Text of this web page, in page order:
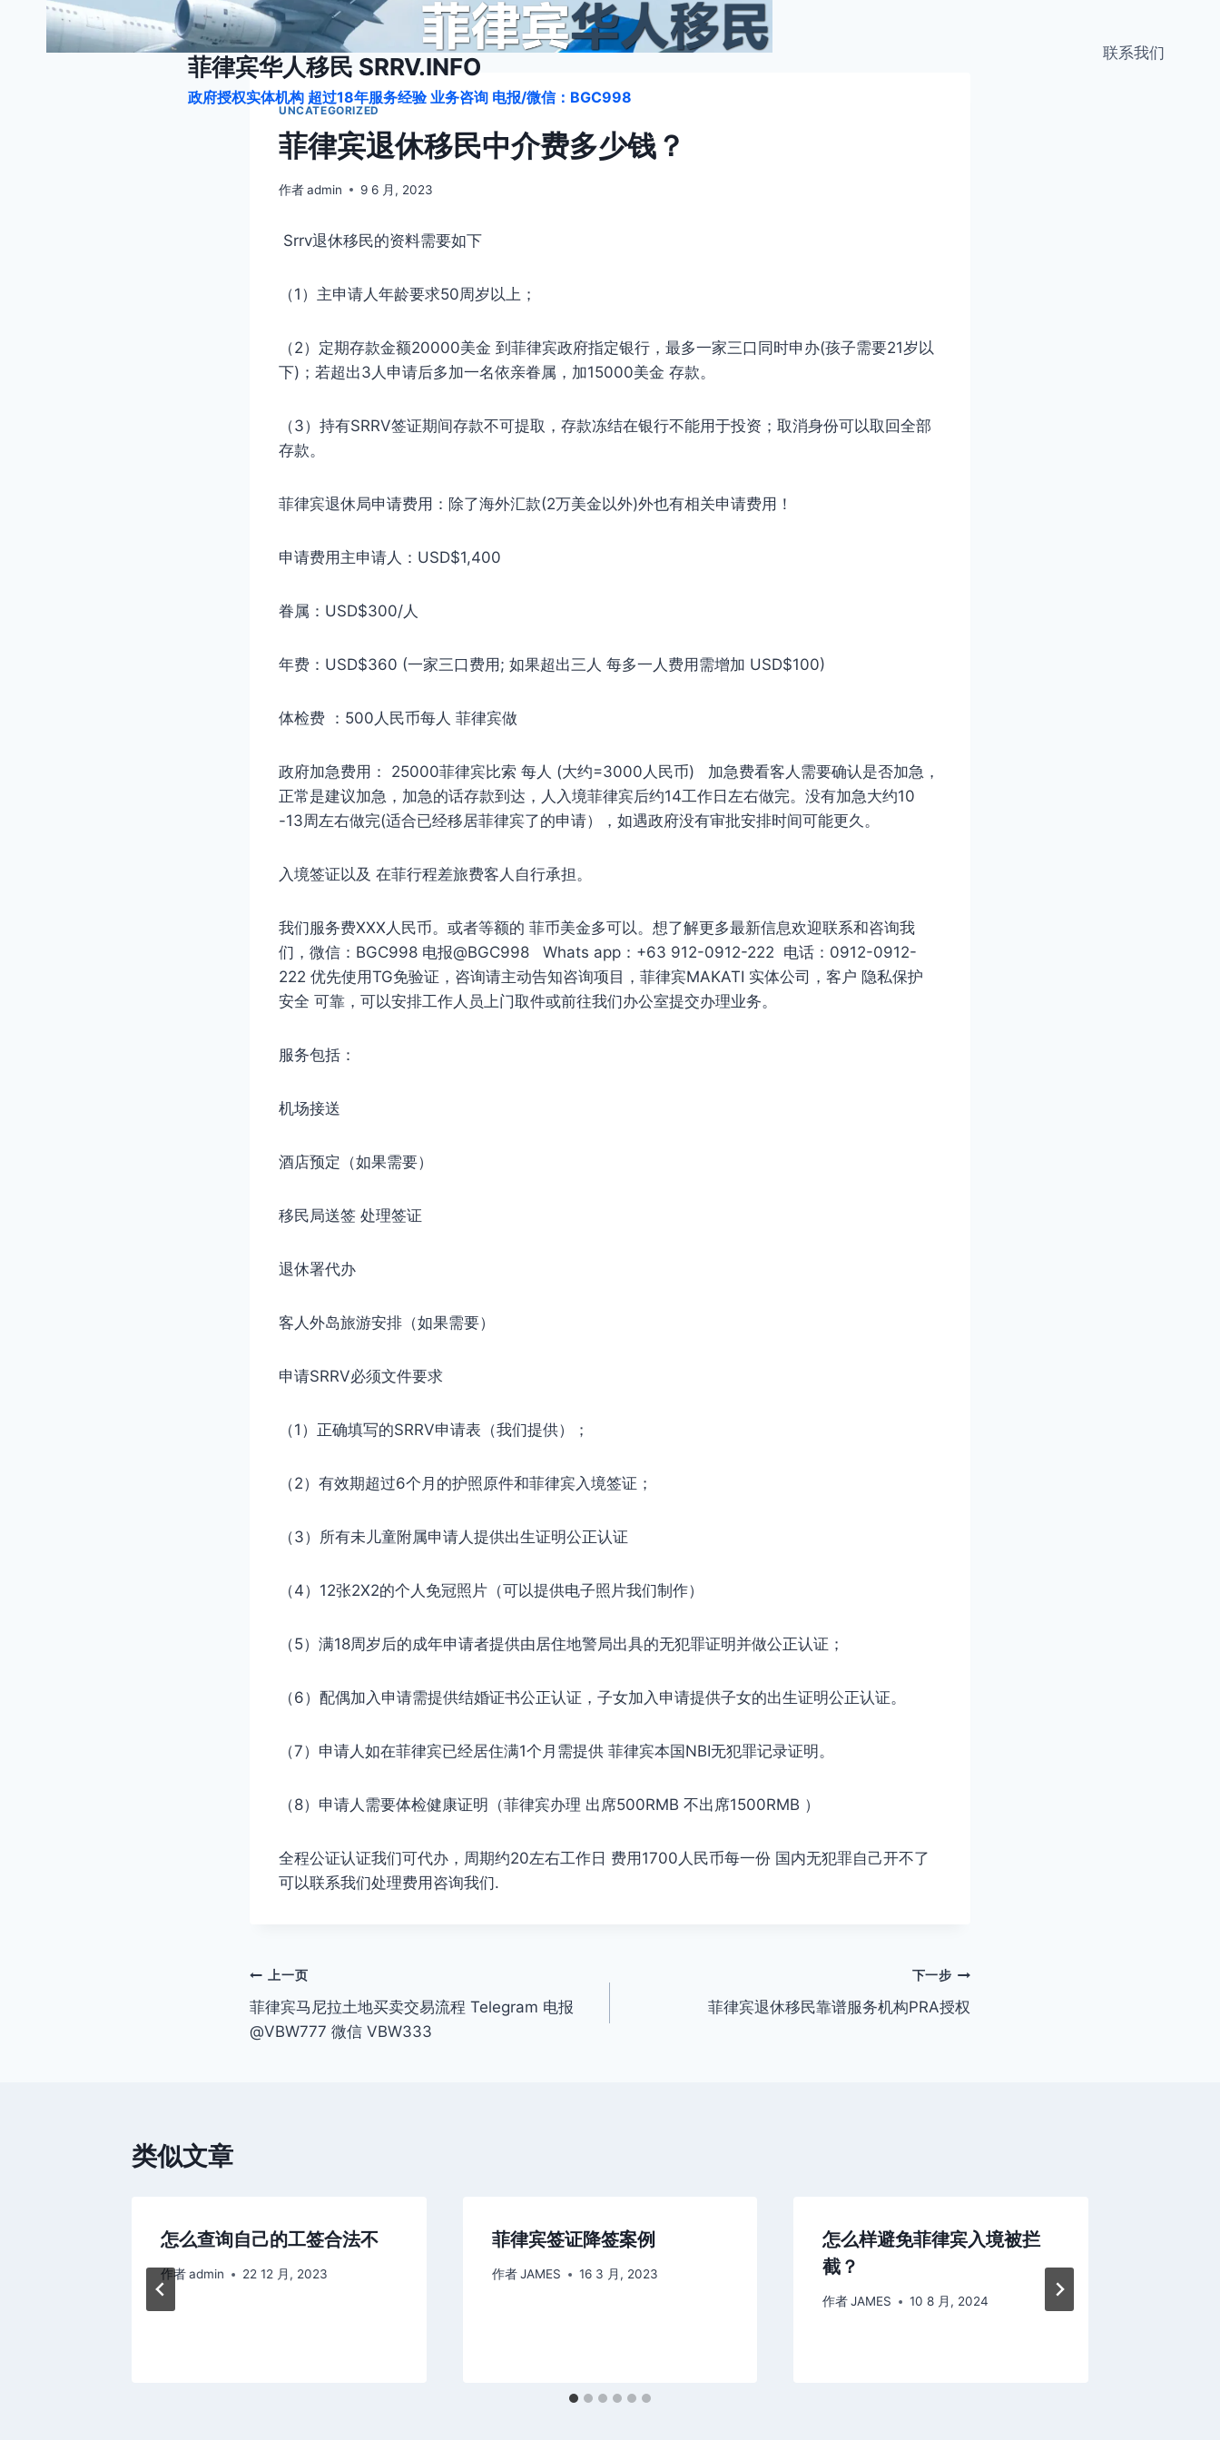
菲律宾华人移民 SRRV.INFO
政府授权实体机构 超过18年服务经验 业务咨询 电报/微信：BGC998
联系我们
UNCATEGORIZED
菲律宾退休移民中介费多少钱？
作者admin 9 6 月, 2023
Srrv退休移民的资料需要如下
（1）主申请人年龄要求50周岁以上；
（2）定期存款金额20000美金 到菲律宾政府指定银行，最多一家三口同时申办(孩子需要21岁以
下)；若超出3人申请后多加一名依亲眷属，加15000美金 存款。
（3）持有SRRV签证期间存款不可提取，存款冻结在银行不能用于投资；取消身份可以取回全部
存款。
菲律宾退休局申请费用：除了海外汇款(2万美金以外)外也有相关申请费用！
申请费用主申请人：USD$1,400
眷属：USD$300/人
年费：USD$360 (一家三口费用; 如果超出三人 每多一人费用需增加 USD$100)
体检费 ：500人民币每人 菲律宾做
政府加急费用： 25000菲律宾比索 每人 (大约=3000人民币) 加急费看客人需要确认是否加急，
正常是建议加急，加急的话存款到达，人入境菲律宾后约14工作日左右做完。没有加急大约10
-13周左右做完(适合已经移居菲律宾了的申请），如遇政府没有审批安排时间可能更久。
入境签证以及 在菲行程差旅费客人自行承担。
我们服务费XXX人民币。或者等额的 菲币美金多可以。想了解更多最新信息欢迎联系和咨询我
们，微信：BGC998 电报@BGC998 Whats app：+63 912-0912-222 电话：0912-0912-
222 优先使用TG免验证，咨询请主动告知咨询项目，菲律宾MAKATI 实体公司，客户 隐私保护
安全 可靠，可以安排工作人员上门取件或前往我们办公室提交办理业务。
服务包括：
机场接送
酒店预定（如果需要）
移民局送签 处理签证
退休署代办
客人外岛旅游安排（如果需要）
申请SRRV必须文件要求
（1）正确填写的SRRV申请表（我们提供）；
（2）有效期超过6个月的护照原件和菲律宾入境签证；
（3）所有未儿童附属申请人提供出生证明公正认证
（4）12张2X2的个人免冠照片（可以提供电子照片我们制作）
（5）满18周岁后的成年申请者提供由居住地警局出具的无犯罪证明并做公正认证；
（6）配偶加入申请需提供结婚证书公正认证，子女加入申请提供子女的出生证明公正认证。
（7）申请人如在菲律宾已经居住满1个月需提供 菲律宾本国NBI无犯罪记录证明。
（8）申请人需要体检健康证明（菲律宾办理 出席500RMB 不出席1500RMB ）
全程公证认证我们可代办，周期约20左右工作日 费用1700人民币每一份 国内无犯罪自己开不了
可以联系我们处理费用咨询我们.
文
章
上一页
菲律宾马尼拉土地买卖交易流程 Telegram 电报
@VBW777 微信 VBW333
下一步
菲律宾退休移民靠谱服务机构PRA授权
类似文章
怎么查询自己的工签合法不
作者admin 22 12 月, 2023
菲律宾签证降签案例
作者 JAMES 16 3 月, 2023
怎么样避免菲律宾入境被拦
截？
作者 JAMES 10 8 月, 2024